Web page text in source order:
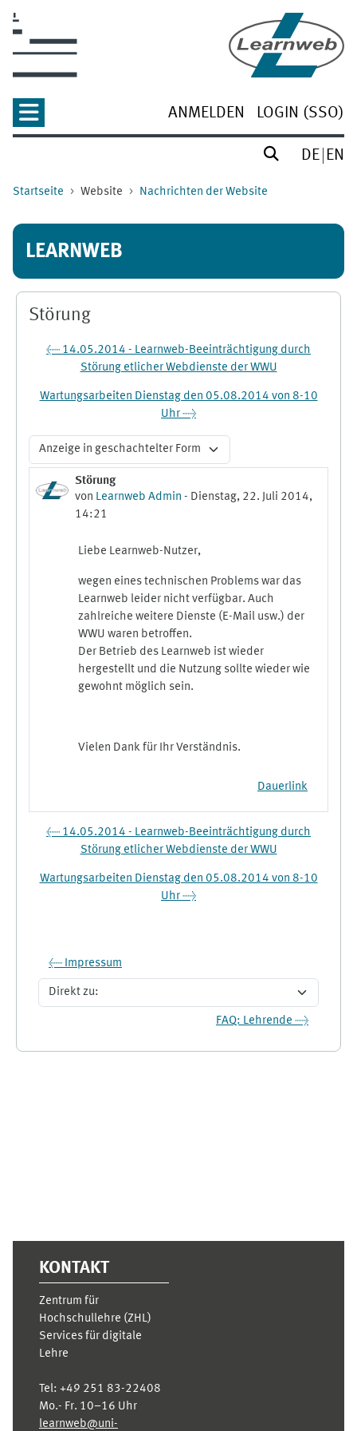
ANMELDEN LOGIN (SSO)
DE EN
Startseite Website Nachrichten der Website
LEARNWEB
Störung
← 14.05.2014 - Learnweb-Beeinträchtigung durch
Störung etlicher Webdienste der WWU
Wartungsarbeiten Dienstag den 05.08.2014 von 8-10
Uhr →
Anzeigemodus
Störung
von Learnweb Admin - Dienstag, 22. Juli 2014,
14:21
Anzahl Antworten: 0
Liebe Learnweb-Nutzer,
wegen eines technischen Problems war das
Learnweb leider nicht verfügbar. Auch
zahlreiche weitere Dienste (E-Mail usw.) der
WWU waren betroffen.
Der Betrieb des Learnweb ist wieder
hergestellt und die Nutzung sollte wieder wie
gewohnt möglich sein.
Vielen Dank für Ihr Verständnis.
Dauerlink
← 14.05.2014 - Learnweb-Beeinträchtigung durch
Störung etlicher Webdienste der WWU
Wartungsarbeiten Dienstag den 05.08.2014 von 8-10
Uhr →
← Impressum
FAQ: Lehrende →
KONTAKT
Zentrum für
Hochschullehre (ZHL)
Services für digitale
Lehre
Tel: +49 251 83-22408
Mo.- Fr. 10–16 Uhr
learnweb@uni-